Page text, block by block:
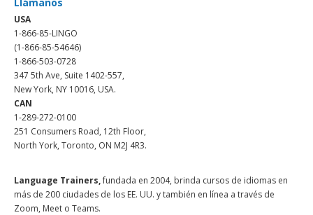
USA
1-866-85-LINGO
(1-866-85-54646)
1-866-503-0728
347 5th Ave, Suite 1402-557,
New York, NY 10016, USA.
CAN
1-289-272-0100
251 Consumers Road, 12th Floor,
North York, Toronto, ON M2J 4R3.
Language Trainers,fundada en 2004, brinda cursos de idiomas en
más de 200 ciudades de los EE. UU. y también en línea a través de
Zoom, Meet o Teams.